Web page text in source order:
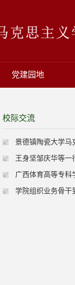
党建园地
校际交流
景德镇陶瓷大学马
王身坚邹庆华等一
广西体育高等专科
学院组织业务骨干